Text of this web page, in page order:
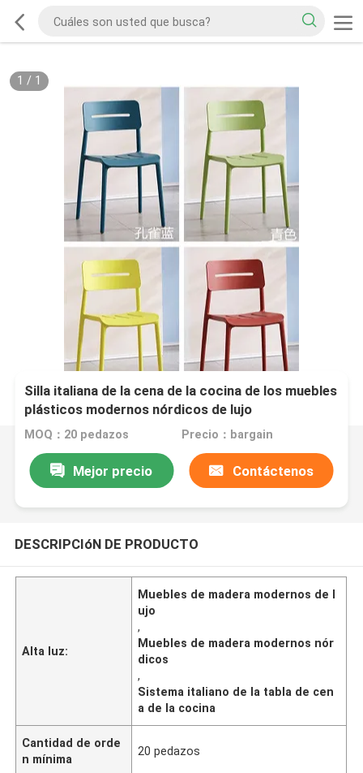
1 / 1
Silla italiana de la cena de la cocina de los muebles
plásticos modernos nórdicos de lujo
MOQ：20 pedazos Precio：bargain
Mejor precio Contáctenos
DESCRIPCIóN DE PRODUCTO
Alta luz:
Muebles de madera modernos de l
ujo
,
Muebles de madera modernos nór
dicos
,
Sistema italiano de la tabla de cen
a de la cocina
Cantidad de orde
n mínima
20 pedazos